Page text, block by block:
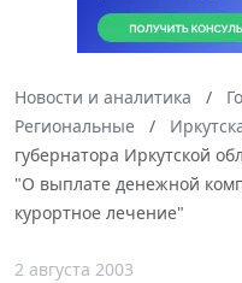
Новости и аналитика
Региональные
губернатора Иркутской
"О выплате денежной
курортное лечение"
2 августа 2003